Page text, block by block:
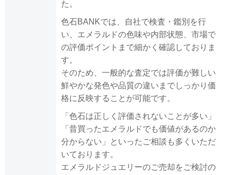
た。
色石BANKでは、自社で検査・鑑別を行
い、エメラルドの色味や内部状態、市場で
の評価ポイントまで細かく確認しておりま
す。
そのため、一般的な査定では評価が難しい
鮮やかな発色や品質の違いまでしっかり価
格に反映することが可能です。
「色石は正しく評価されないことが多い」
「昔買ったエメラルドでも価値があるのか
分からない」といったご相談も多くいただ
いております。
エメラルドジュエリーのご売却をご検討の